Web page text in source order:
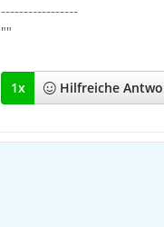
-----------------
""
1x Hilfreiche